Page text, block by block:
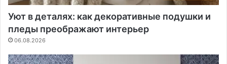
Уют в деталях: как декоративные подушки и
пледы преображают интерьер
06.08.2026